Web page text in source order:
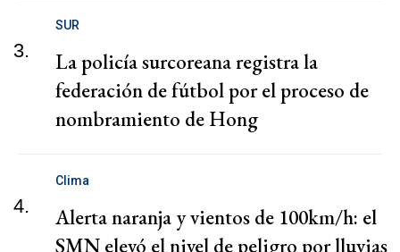
3.
SUR
La policía surcoreana registra la
federación de fútbol por el proceso de
nombramiento de Hong
4.
Clima
Alerta naranja y vientos de 100km/h: el
SMN elevó el nivel de peligro por lluvias